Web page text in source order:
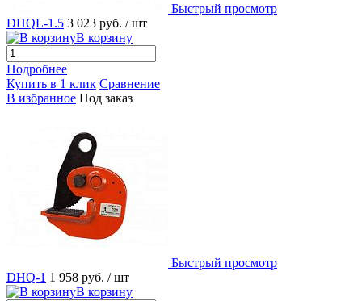
Быстрый просмотр
DHQL-1.5 3 023 руб. / шт
В корзину
Подробнее
Купить в 1 клик Сравнение
В избранное Под заказ
Быстрый просмотр
DHQ-1 1 958 руб. / шт
В корзину